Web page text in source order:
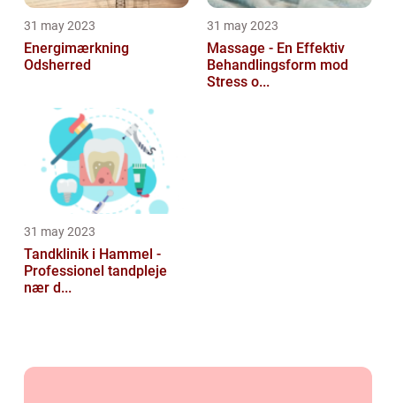
31 may 2023
Energimærkning
Odsherred
31 may 2023
Massage - En Effektiv
Behandlingsform mod
Stress o...
31 may 2023
Tandklinik i Hammel -
Professionel tandpleje
nær d...